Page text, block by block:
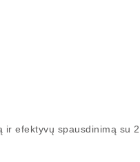
efektyvų spausdinimą su